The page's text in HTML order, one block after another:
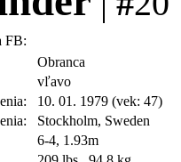
FB:
Obranca
vľavo
10. 01. 1979 (vek: 47)
Stockholm, Sweden
6-4, 1.93m